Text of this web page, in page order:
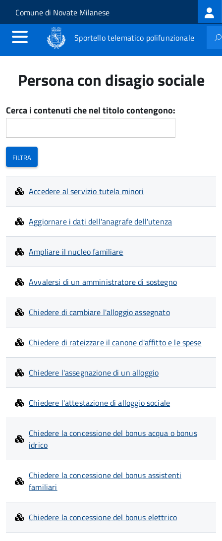
Salta al contenuto principale
Skip to site navigation
Comune di Novate Milanese
Sportello telematico polifunzionale
Persona con disagio sociale
Cerca i contenuti che nel titolo contengono:
Accedere al servizio tutela minori
Aggiornare i dati dell'anagrafe dell'utenza
Ampliare il nucleo familiare
Avvalersi di un amministratore di sostegno
Chiedere di cambiare l'alloggio assegnato
Chiedere di rateizzare il canone d'affitto e le spese
Chiedere l'assegnazione di un alloggio
Chiedere l'attestazione di alloggio sociale
Chiedere la concessione del bonus acqua o bonus
idrico
Chiedere la concessione del bonus assistenti
familiari
Chiedere la concessione del bonus elettrico